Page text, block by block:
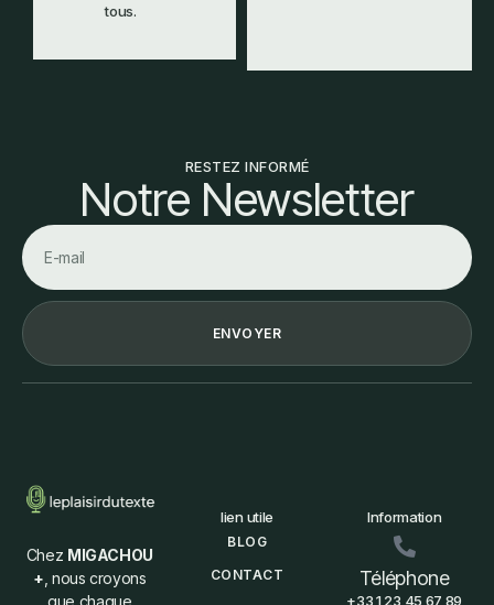
tous.
RESTEZ INFORMÉ
Notre Newsletter
ENVOYER
Chez MIGACHOU
+ , nous croyons
que chaque
lien utile
BLOG
CONTACT
Information
Téléphone
+33 1 23 45 67 89